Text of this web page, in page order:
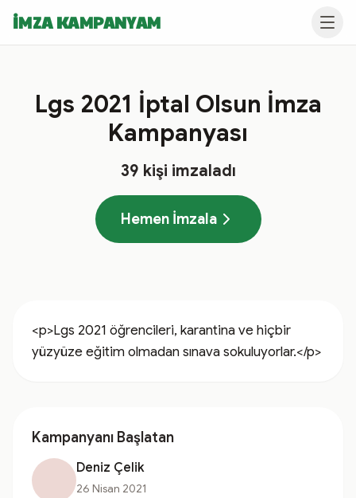
İMZA KAMPANYAM
Lgs 2021 İptal Olsun İmza
Kampanyası
39 kişi imzaladı
Hemen İmzala
<p>Lgs 2021 öğrencileri, karantina ve hiçbir
yüzyüze eğitim olmadan sınava sokuluyorlar.</p>
Kampanyanı Başlatan
Deniz Çelik
26 Nisan 2021